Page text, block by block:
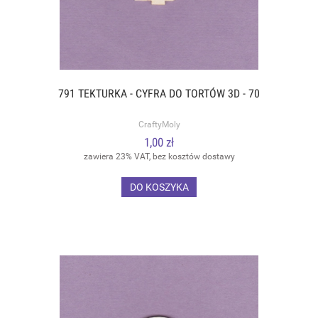
791 TEKTURKA - CYFRA DO TORTÓW 3D - 70
CraftyMoly
1,00 zł
zawiera 23% VAT, bez kosztów dostawy
DO KOSZYKA